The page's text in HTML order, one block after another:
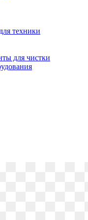
техники
для чистки